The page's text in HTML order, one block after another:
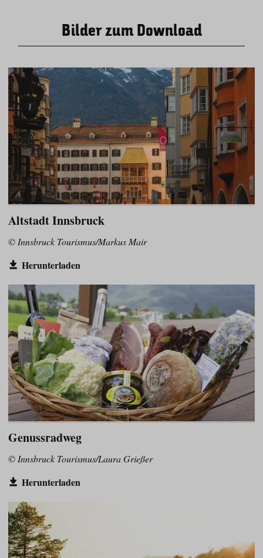
Bilder zum Download
Altstadt Innsbruck
© Innsbruck Tourismus/Markus Mair
Herunterladen
Genussradweg
© Innsbruck Tourismus/Laura Grießer
Herunterladen